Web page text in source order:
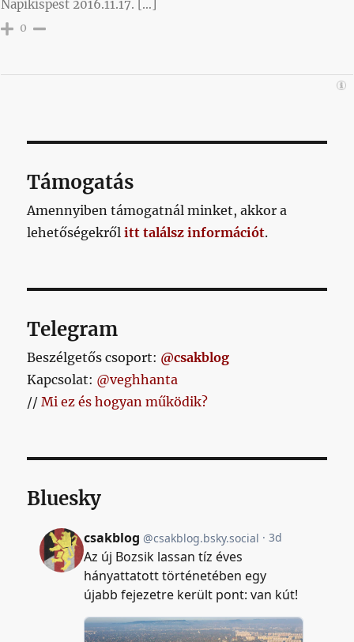
Napikispest 2016.11.17. […]
0
Támogatás
Amennyiben támogatnál minket, akkor a
lehetőségekrőlitt találsz információt.
Telegram
Beszélgetős csoport: @csakblog
Kapcsolat: @veghhanta
//Mi ez és hogyan működik?
Bluesky